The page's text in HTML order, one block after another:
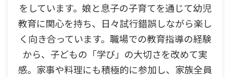
をしています。娘と息子の子育てを通じて幼児
教育に関心を持ち、日々試行錯誤しながら楽し
く向き合っています。職場での教育指導の経験
から、子どもの「学び」の大切さを改めて実
感。家事や料理にも積極的に参加し、家族全員